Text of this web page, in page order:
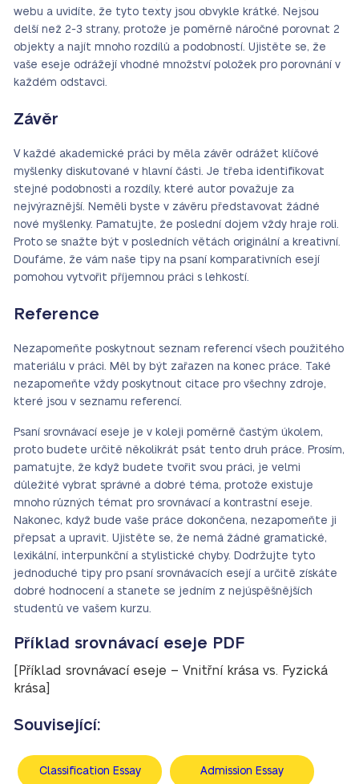
webu a uvidíte, že tyto texty jsou obvykle krátké. Nejsou
delší než 2-3 strany, protože je poměrně náročné porovnat 2
objekty a najít mnoho rozdílů a podobností. Ujistěte se, že
vaše eseje odrážejí vhodné množství položek pro porovnání v
každém odstavci.
Závěr
V každé akademické práci by měla závěr odrážet klíčové
myšlenky diskutované v hlavní části. Je třeba identifikovat
stejné podobnosti a rozdíly, které autor považuje za
nejvýraznější. Neměli byste v závěru představovat žádné
nové myšlenky. Pamatujte, že poslední dojem vždy hraje roli.
Proto se snažte být v posledních větách originální a kreativní.
Doufáme, že vám naše tipy na psaní komparativních esejí
pomohou vytvořit příjemnou práci s lehkostí.
Reference
Nezapomeňte poskytnout seznam referencí všech použitého
materiálu v práci. Měl by být zařazen na konec práce. Také
nezapomeňte vždy poskytnout citace pro všechny zdroje,
které jsou v seznamu referencí.
Psaní srovnávací eseje je v koleji poměrně častým úkolem,
proto budete určitě několikrát psát tento druh práce. Prosím,
pamatujte, že když budete tvořit svou práci, je velmi
důležité vybrat správné a dobré téma, protože existuje
mnoho různých témat pro srovnávací a kontrastní eseje.
Nakonec, když bude vaše práce dokončena, nezapomeňte ji
přepsat a upravit. Ujistěte se, že nemá žádné gramatické,
lexikální, interpunkční a stylistické chyby. Dodržujte tyto
jednoduché tipy pro psaní srovnávacích esejí a určitě získáte
dobré hodnocení a stanete se jedním z nejúspěšnějších
studentů ve vašem kurzu.
Příklad srovnávací eseje PDF
[Příklad srovnávací eseje – Vnitřní krása vs. Fyzická
krása]
Související:
Classification Essay Admission Essay